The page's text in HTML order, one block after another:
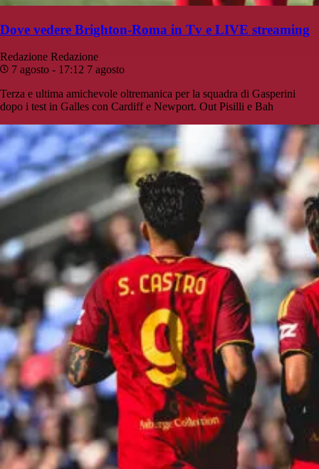
Dove vedere Brighton-Roma in Tv e LIVE streaming
Redazione Redazione
7 agosto - 17:12 7 agosto
Terza e ultima amichevole oltremanica per la squadra di Gasperini
dopo i test in Galles con Cardiff e Newport. Out Pisilli e Bah